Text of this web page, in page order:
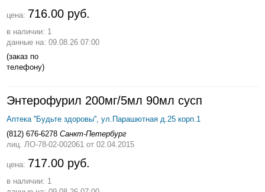
цена: 716.00 руб.
в наличии: 1
данные на: 09.08.26 07:00
(заказ по
телефону)
Энтерофурил 200мг/5мл 90мл сусп
Аптека ''Будьте здоровы'', ул.Парашютная д.25 корп.1
(812) 676-6278 Санкт-Петербург
лиц. ЛО-78-02-002061 от 02.04.2015
цена: 717.00 руб.
в наличии: 1